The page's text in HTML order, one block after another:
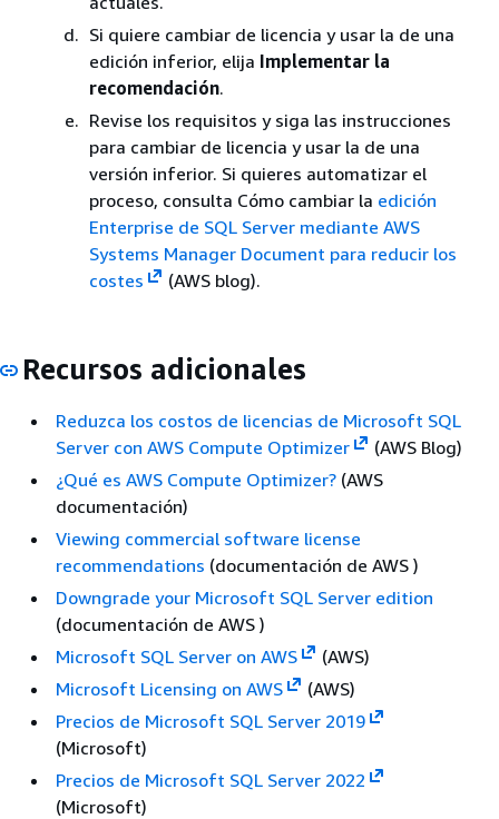
Si quiere cambiar de licencia y usar la de una
edición inferior, elija Implementar la
recomendación.
Revise los requisitos y siga las instrucciones
para cambiar de licencia y usar la de una
versión inferior. Si quieres automatizar el
proceso, consulta Cómo cambiar la edición
Enterprise de SQL Server mediante AWS
Systems Manager Document para reducir los
costes
(AWS blog).
Recursos adicionales
Reduzca los costos de licencias de Microsoft SQL
Server con AWS Compute Optimizer
(AWS Blog)
¿Qué es AWS Compute Optimizer? (AWS
documentación)
Viewing commercial software license
recommendations (documentación de AWS )
Downgrade your Microsoft SQL Server edition
(documentación de AWS )
Microsoft SQL Server on AWS
(AWS)
Microsoft Licensing on AWS
(AWS)
Precios de Microsoft SQL Server 2019
(Microsoft)
Precios de Microsoft SQL Server 2022
(Microsoft)